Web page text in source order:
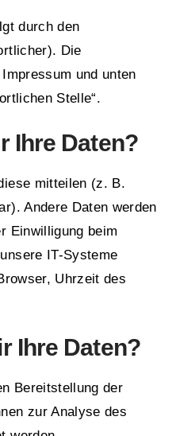
durch den
Die
und unten
Stelle“.
Ihre Daten?
mitteilen (z. B.
Andere Daten werden
Einwilligung beim
IT-Systeme
Uhrzeit des
Ihre Daten?
Bereitstellung der
zur Analyse des